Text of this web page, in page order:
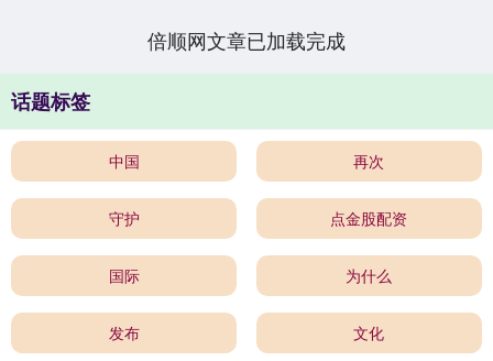
倍顺网文章已加载完成
话题标签
中国 再次
守护 点金股配资
国际 为什么
发布 文化